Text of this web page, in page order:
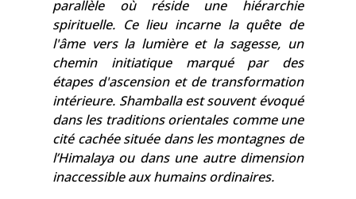
parallèle où réside une hiérarchie
spirituelle. Ce lieu incarne la quête de
l'âme vers la lumière et la sagesse, un
chemin initiatique marqué par des
étapes d'ascension et de transformation
intérieure. Shamballa est souvent évoqué
dans les traditions orientales comme une
cité cachée située dans les montagnes de
l’Himalaya ou dans une autre dimension
inaccessible aux humains ordinaires.